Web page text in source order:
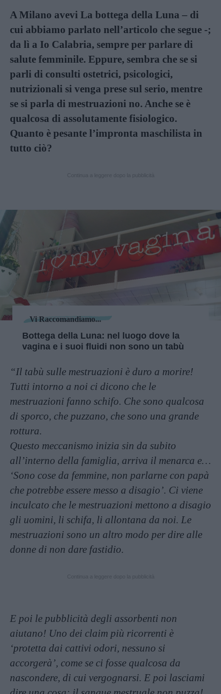
A Milano avevi La bottega della Luna – di
cui abbiamo parlato nell’articolo che segue -;
da lì a Io Calabria, sempre per parlare di
salute femminile. Eppure, sembra che se si
parli di consulti ostetrici, psicologici,
nutrizionali si venga prese sul serio, mentre
se si parla di mestruazioni no. Anche se è
qualcosa di assolutamente fisiologico.
Quanto è pesante l’impronta maschilista in
tutto ciò?
Vi Raccomandiamo...
Bottega della Luna: nel luogo dove la
vagina e i suoi fluidi non sono un tabù
“Il tabù sulle mestruazioni è duro a morire!
Tutti intorno a noi ci dicono che le
mestruazioni fanno schifo. Che sono qualcosa
di sporco, che puzzano, che sono una grande
rottura.
Questo meccanismo inizia sin da subito
all’interno della famiglia, arriva il menarca e…
‘Sono cose da femmine, non parlarne con papà
che potrebbe essere messo a disagio’. Ci viene
inculcato che le mestruazioni mettono a disagio
gli uomini, li schifa, li allontana da noi. Le
mestruazioni sono un altro modo per dire alle
donne di non dare fastidio.
E poi le pubblicità degli assorbenti non
aiutano! Uno dei claim più ricorrenti è
‘protetta dai cattivi odori, nessuno si
accorgerà’, come se ci fosse qualcosa da
nascondere, di cui vergognarsi. E poi lasciami